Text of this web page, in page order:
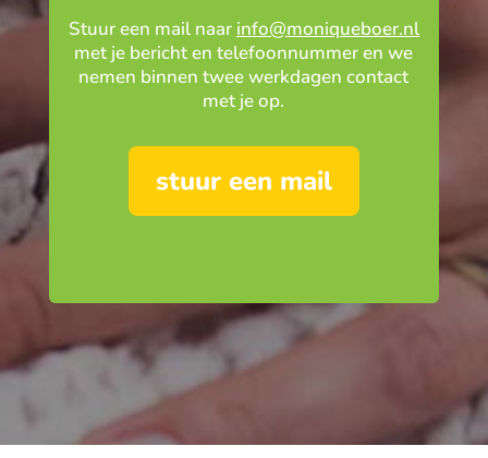
Stuur een mail naar info@moniqueboer.nl
met je bericht en telefoonnummer en we
nemen binnen twee werkdagen contact
met je op.
stuur een mail